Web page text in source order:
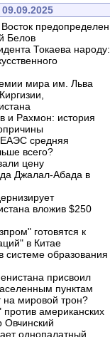
предопределен
Белов
Токаева народу:
мира им. Льва
и Рахмон: история
ЕАЭС средняя
всего?
цену
Джалал-Абада в
вложив $250
готовятся к
в Китае
системе образования
присвоил
пунктам
на мировой трон?
американских
однопалатный